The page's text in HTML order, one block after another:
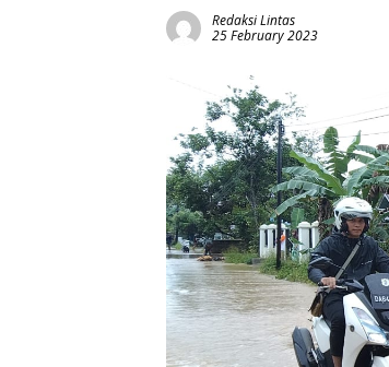
Redaksi Lintas
25 February 2023